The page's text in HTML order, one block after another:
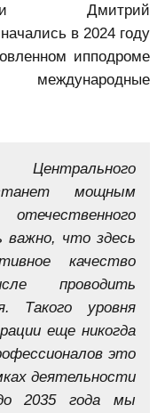
Дмитрий
в 2024 году
ипподроме
Центрального
мощным
важно, что здесь
качество
проводить
Такого уровня
еще никогда
это
деятельности
2035 года мы